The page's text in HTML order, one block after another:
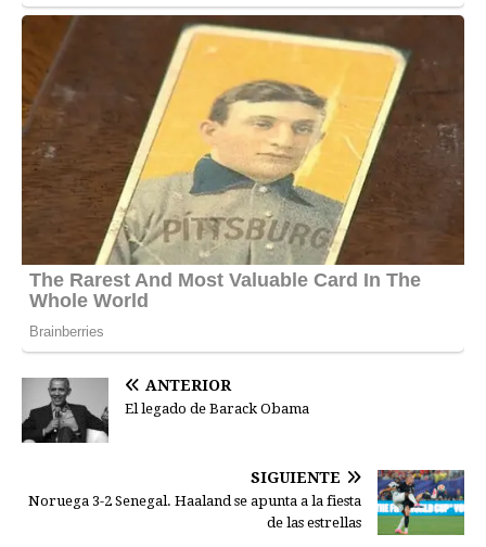
ANTERIOR
El legado de Barack Obama
SIGUIENTE
Noruega 3-2 Senegal. Haaland se apunta a la fiesta
de las estrellas